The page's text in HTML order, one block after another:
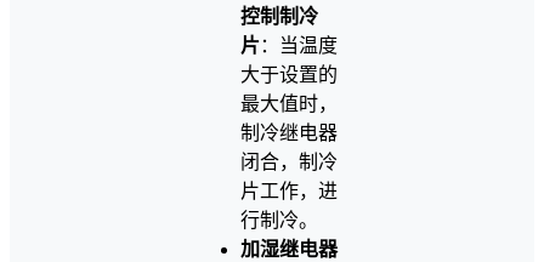
控制制冷
片：当温度
大于设置的
最大值时，
制冷继电器
闭合，制冷
片工作，进
行制冷。
加湿继电器